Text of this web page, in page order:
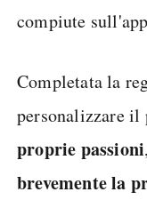
compiute
Completata la
personalizzare il
proprie passioni
brevemente la